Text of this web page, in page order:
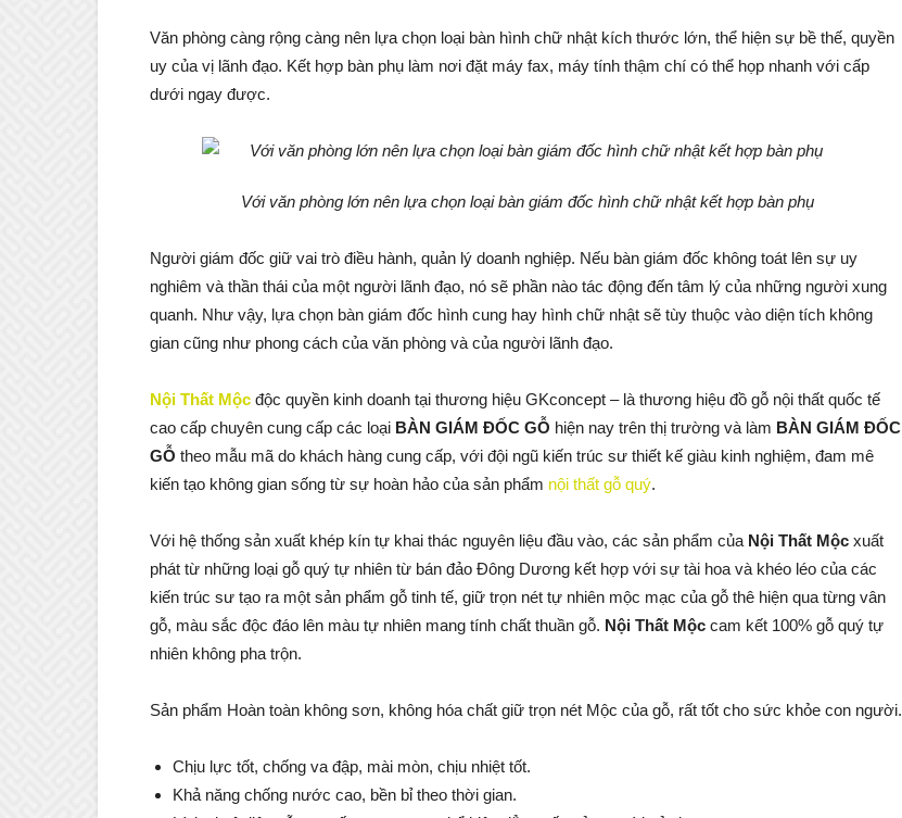
Văn phòng càng rộng càng nên lựa chọn loại bàn hình chữ nhật kích thước lớn, thể hiện sự bề thế, quyền
uy của vị lãnh đạo. Kết hợp bàn phụ làm nơi đặt máy fax, máy tính thậm chí có thể họp nhanh với cấp
dưới ngay được.
Với văn phòng lớn nên lựa chọn loại bàn giám đốc hình chữ nhật kết hợp bàn phụ
Người giám đốc giữ vai trò điều hành, quản lý doanh nghiệp. Nếu bàn giám đốc không toát lên sự uy
nghiêm và thần thái của một người lãnh đạo, nó sẽ phần nào tác động đến tâm lý của những người xung
quanh. Như vậy, lựa chọn bàn giám đốc hình cung hay hình chữ nhật sẽ tùy thuộc vào diện tích không
gian cũng như phong cách của văn phòng và của người lãnh đạo.
Nội Thất Mộc độc quyền kinh doanh tại thương hiệu GKconcept – là thương hiệu đồ gỗ nội thất quốc tế
cao cấp chuyên cung cấp các loại BÀN GIÁM ĐỐC GỖ hiện nay trên thị trường và làm BÀN GIÁM ĐỐC
GỖ theo mẫu mã do khách hàng cung cấp, với đội ngũ kiến trúc sư thiết kế giàu kinh nghiệm, đam mê
kiến tạo không gian sống từ sự hoàn hảo của sản phẩm nội thất gỗ quý.
Với hệ thống sản xuất khép kín tự khai thác nguyên liệu đầu vào, các sản phẩm của Nội Thất Mộc xuất
phát từ những loại gỗ quý tự nhiên từ bán đảo Đông Dương kết hợp với sự tài hoa và khéo léo của các
kiến trúc sư tạo ra một sản phẩm gỗ tinh tế, giữ trọn nét tự nhiên mộc mạc của gỗ thê hiện qua từng vân
gỗ, màu sắc độc đáo lên màu tự nhiên mang tính chất thuần gỗ. Nội Thất Mộc cam kết 100% gỗ quý tự
nhiên không pha trộn.
Sản phẩm Hoàn toàn không sơn, không hóa chất giữ trọn nét Mộc của gỗ, rất tốt cho sức khỏe con người.
Chịu lực tốt, chống va đập, mài mòn, chịu nhiệt tốt.
Khả năng chống nước cao, bền bỉ theo thời gian.